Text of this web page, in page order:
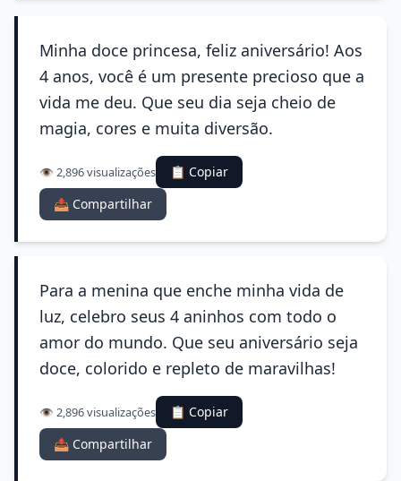
Minha doce princesa, feliz aniversário! Aos
4 anos, você é um presente precioso que a
vida me deu. Que seu dia seja cheio de
magia, cores e muita diversão.
👁️ 2,896 visualizações
📋 Copiar
📤 Compartilhar
Para a menina que enche minha vida de
luz, celebro seus 4 aninhos com todo o
amor do mundo. Que seu aniversário seja
doce, colorido e repleto de maravilhas!
👁️ 2,896 visualizações
📋 Copiar
📤 Compartilhar